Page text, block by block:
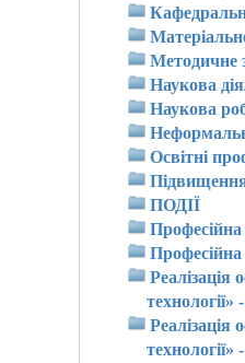
Методичне
Наукова
Наукова
Освітні
Підвищення
ПОДІЇ
Професійна
Професійна
Реалізація
технології»
Реалізація
технології»